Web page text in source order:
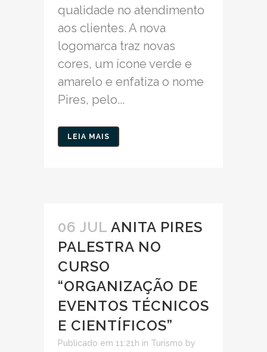
qualidade no atendimento
aos clientes. A nova
logomarca traz novas
cores, um ícone verde e
amarelo e enfatiza o nome
Pires, pelo...
LEIA MAIS
06 JUL ANITA PIRES
PALESTRA NO
CURSO
“ORGANIZAÇÃO DE
EVENTOS TÉCNICOS
E CIENTÍFICOS”
Publicado em 11:21h in Turismo by